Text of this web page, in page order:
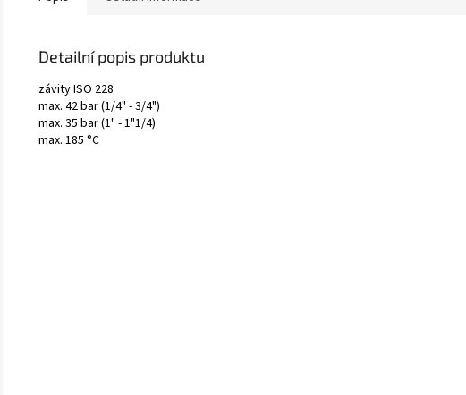
Detailní popis produktu
závity ISO 228
max. 42 bar (1/4" - 3/4")
max. 35 bar (1" - 1"1/4)
max. 185 °C